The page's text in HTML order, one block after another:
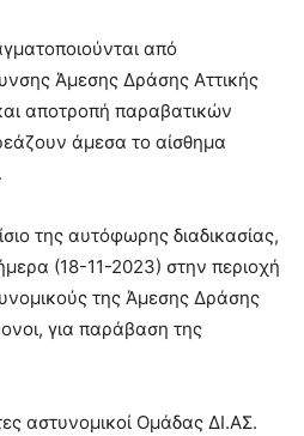
από
Άμεσης Δράσης Αττικής
αποτροπή παραβατικών
άμεσα τo αίσθημα
της αυτόφωρης διαδικασίας,
(18-11-2023) στην περιοχή
της Άμεσης Δράσης
για παράβαση της
αστυνομικοί Ομάδας ΔΙ.ΑΣ.